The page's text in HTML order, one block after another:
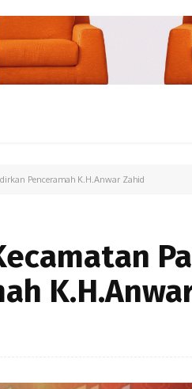
Penceramah K.H.Anwar Zahid